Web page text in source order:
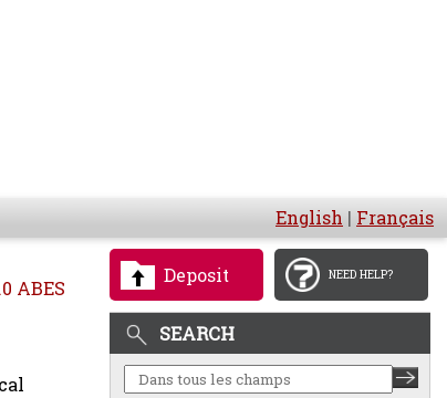
English | Français
Deposit NEED HELP?
SEARCH
ABES